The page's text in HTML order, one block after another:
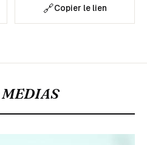
🔗Copier le lien
MEDIAS